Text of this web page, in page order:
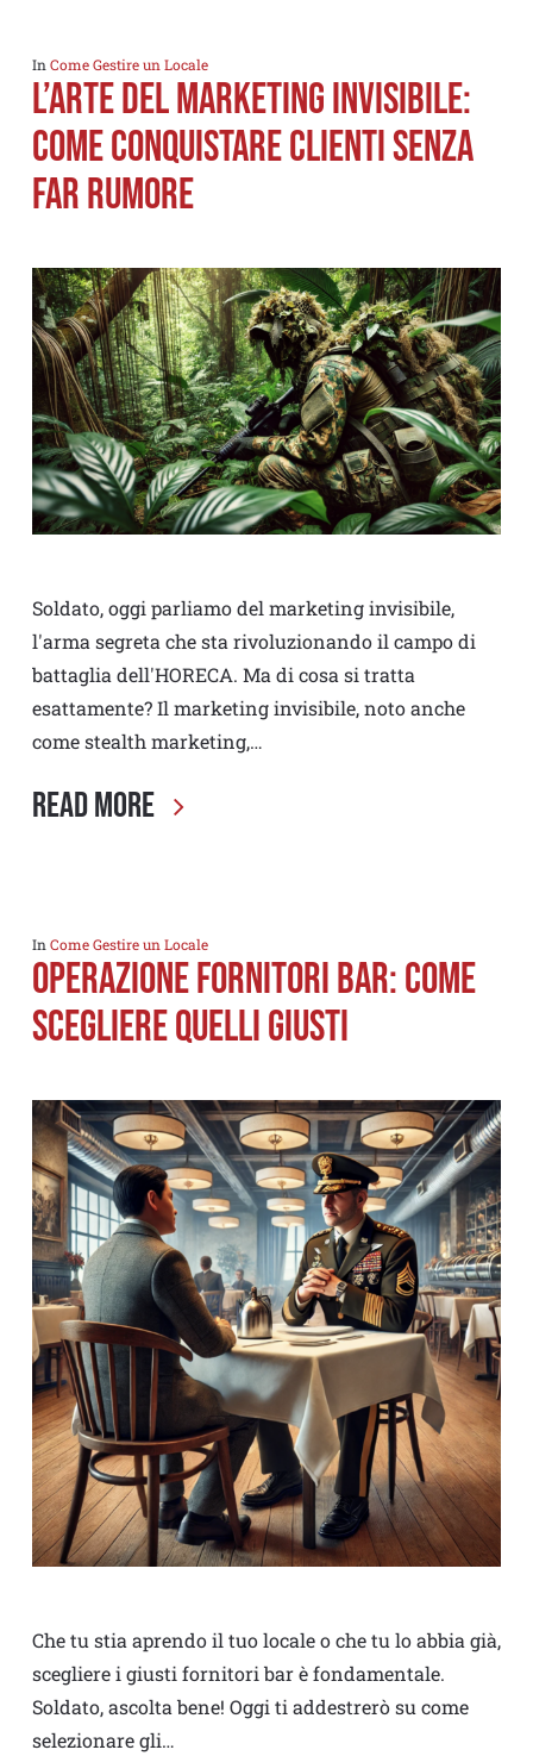
In Come Gestire un Locale
L’Arte del marketing Invisibile:
Come Conquistare Clienti Senza
Far Rumore
Soldato, oggi parliamo del marketing invisibile,
l'arma segreta che sta rivoluzionando il campo di
battaglia dell'HORECA. Ma di cosa si tratta
esattamente? Il marketing invisibile, noto anche
come stealth marketing,…
Read More
In Come Gestire un Locale
Operazione fornitori bar: come
scegliere quelli giusti
Che tu stia aprendo il tuo locale o che tu lo abbia già,
scegliere i giusti fornitori bar è fondamentale.
Soldato, ascolta bene! Oggi ti addestrerò su come
selezionare gli…